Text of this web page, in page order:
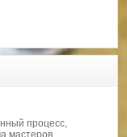
процесс,
мастеров.